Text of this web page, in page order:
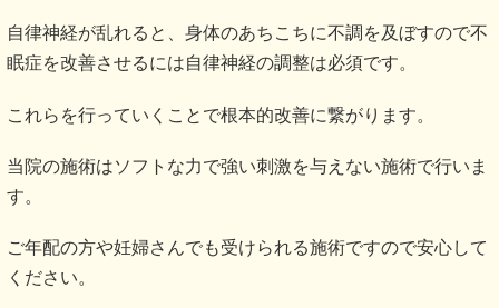
自律神経が乱れると、身体のあちこちに不調を及ぼすので不
眠症を改善させるには自律神経の調整は必須です。
これらを行っていくことで根本的改善に繋がります。
当院の施術はソフトな力で強い刺激を与えない施術で行いま
す。
ご年配の方や妊婦さんでも受けられる施術ですので安心して
ください。